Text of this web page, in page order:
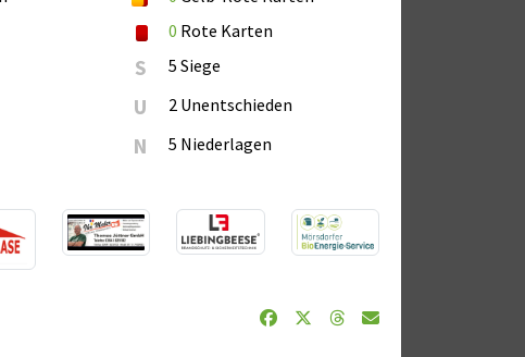
0 Rote Karten
S 5 Siege
U 2 Unentschieden
N 5 Niederlagen